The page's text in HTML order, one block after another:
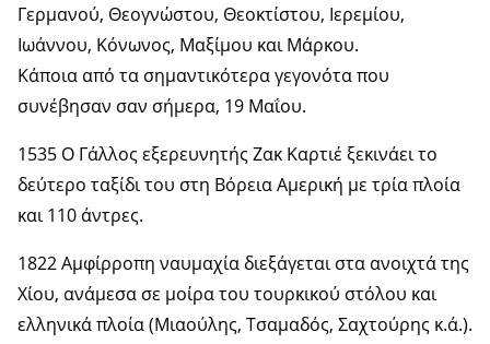
Γερμανού, Θεογνώστου, Θεοκτίστου, Ιερεμίου,
Ιωάννου, Κόνωνος, Μαξίμου και Μάρκου.
Κάποια από τα σημαντικότερα γεγονότα που
συνέβησαν σαν σήμερα, 19 Μαΐου.
1535 Ο Γάλλος εξερευνητής Ζακ Καρτιέ ξεκινάει το
δεύτερο ταξίδι του στη Βόρεια Αμερική με τρία πλοία
και 110 άντρες.
1822 Αμφίρροπη ναυμαχία διεξάγεται στα ανοιχτά της
Χίου, ανάμεσα σε μοίρα του τουρκικού στόλου και
ελληνικά πλοία (Μιαούλης, Τσαμαδός, Σαχτούρης κ.ά.).